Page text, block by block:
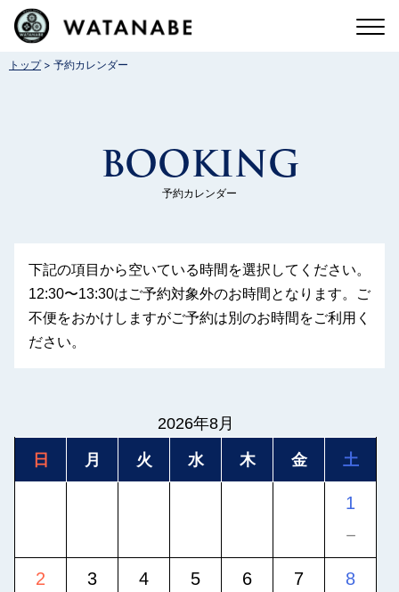
コ
テトップ> 予約カレンダー
BOOKIN G
予約カレンダー
下記の項目から空いている時間を選択してください。
12:30〜13:30はご予約対象外のお時間となります。ご
不便をおかけしますがご予約は別のお時間をご利用く
ださい。
2026年8月
日 月 火 水 木 金 土
1
－
2 3 4 5 6 7 8